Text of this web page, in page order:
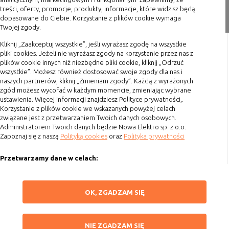
treści, oferty, promocje, produkty, informacje, które widzisz będą
dopasowane do Ciebie. Korzystanie z plików cookie wymaga
Twojej zgody.
Kliknij „Zaakceptuj wszystkie”, jeśli wyrażasz zgodę na wszystkie
pliki cookies. Jeżeli nie wyrażasz zgody na korzystanie przez nas z
plików cookie innych niż niezbędne pliki cookie, kliknij „Odrzuć
wszystkie”. Możesz również dostosować swoje zgody dla nas i
naszych partnerów, kliknij „Zmieniam zgody”. Każdą z wyrażonych
zgód możesz wycofać w każdym momencie, zmieniając wybrane
ustawienia. Więcej informacji znajdziesz Polityce prywatności,.
Korzystanie z plików cookie we wskazanych powyżej celach
związane jest z przetwarzaniem Twoich danych osobowych.
Administratorem Twoich danych będzie Nowa Elektro sp. z o.o.
Zapoznaj się z naszą Polityką cookies oraz Polityka prywatności
Przetwarzamy dane w celach:
treści i reklam oraz ich pomiaru, tworzenia statystyk, poprawy
OK, ZGADZAM SIĘ
NIE ZGADZAM SIĘ
NIE ZGADZAM SIĘ
nie powinna uniemożliwić zupełnego
krzystania z niej,
serwisu, ich zablokowanie spowoduje, że
wybrane funkcje nie będą działać
prawidłowo.
Biznesowe
Umożliwiają realizację modelu
biznesowego w oparciu o który
udostępniona jest witryna, ich
zablokowanie nie spowoduje
niedostępności całości funkcjonalności
serwisu, ale może obniżyć poziom
świadczenia usługi ze względu na brak
witryny przychodów subsydiujących
np. cookies reklamowe.
B. Ze względu na czas przez jaki cookie będzie
Zakupy
Terminy realizacji
Koszty przesyłki
Dostawa
Reklamacje
Zwrot towaru
Kontakt
Szybki kontakt
Godziny otwarcia: Pon.-Pt. 8-16
sklep@elektrozysk.pl
Dołącz do nas